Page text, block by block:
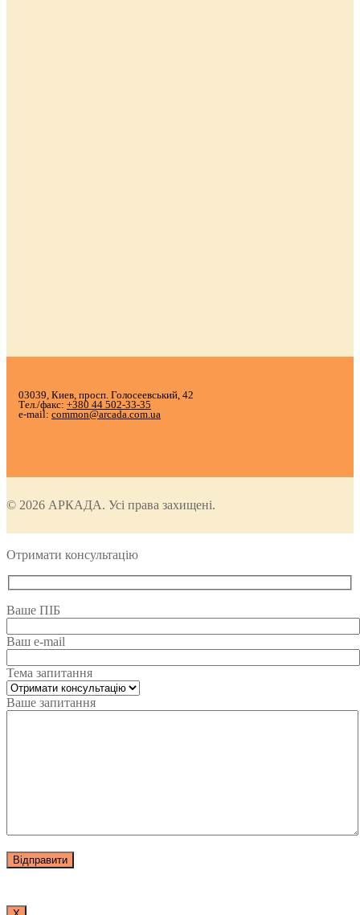
03039, Киев, просп. Голосеевський, 42
Тел./факс: +380 44 502-33-35
e-mail: common@arcada.com.ua
© 2026 АРКАДА. Усі права захищені.
Отримати консультацію
Ваше ПІБ
Ваш e-mail
Тема запитання
Ваше запитання